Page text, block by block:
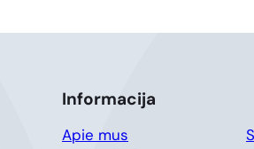
Informacija
Apie mus